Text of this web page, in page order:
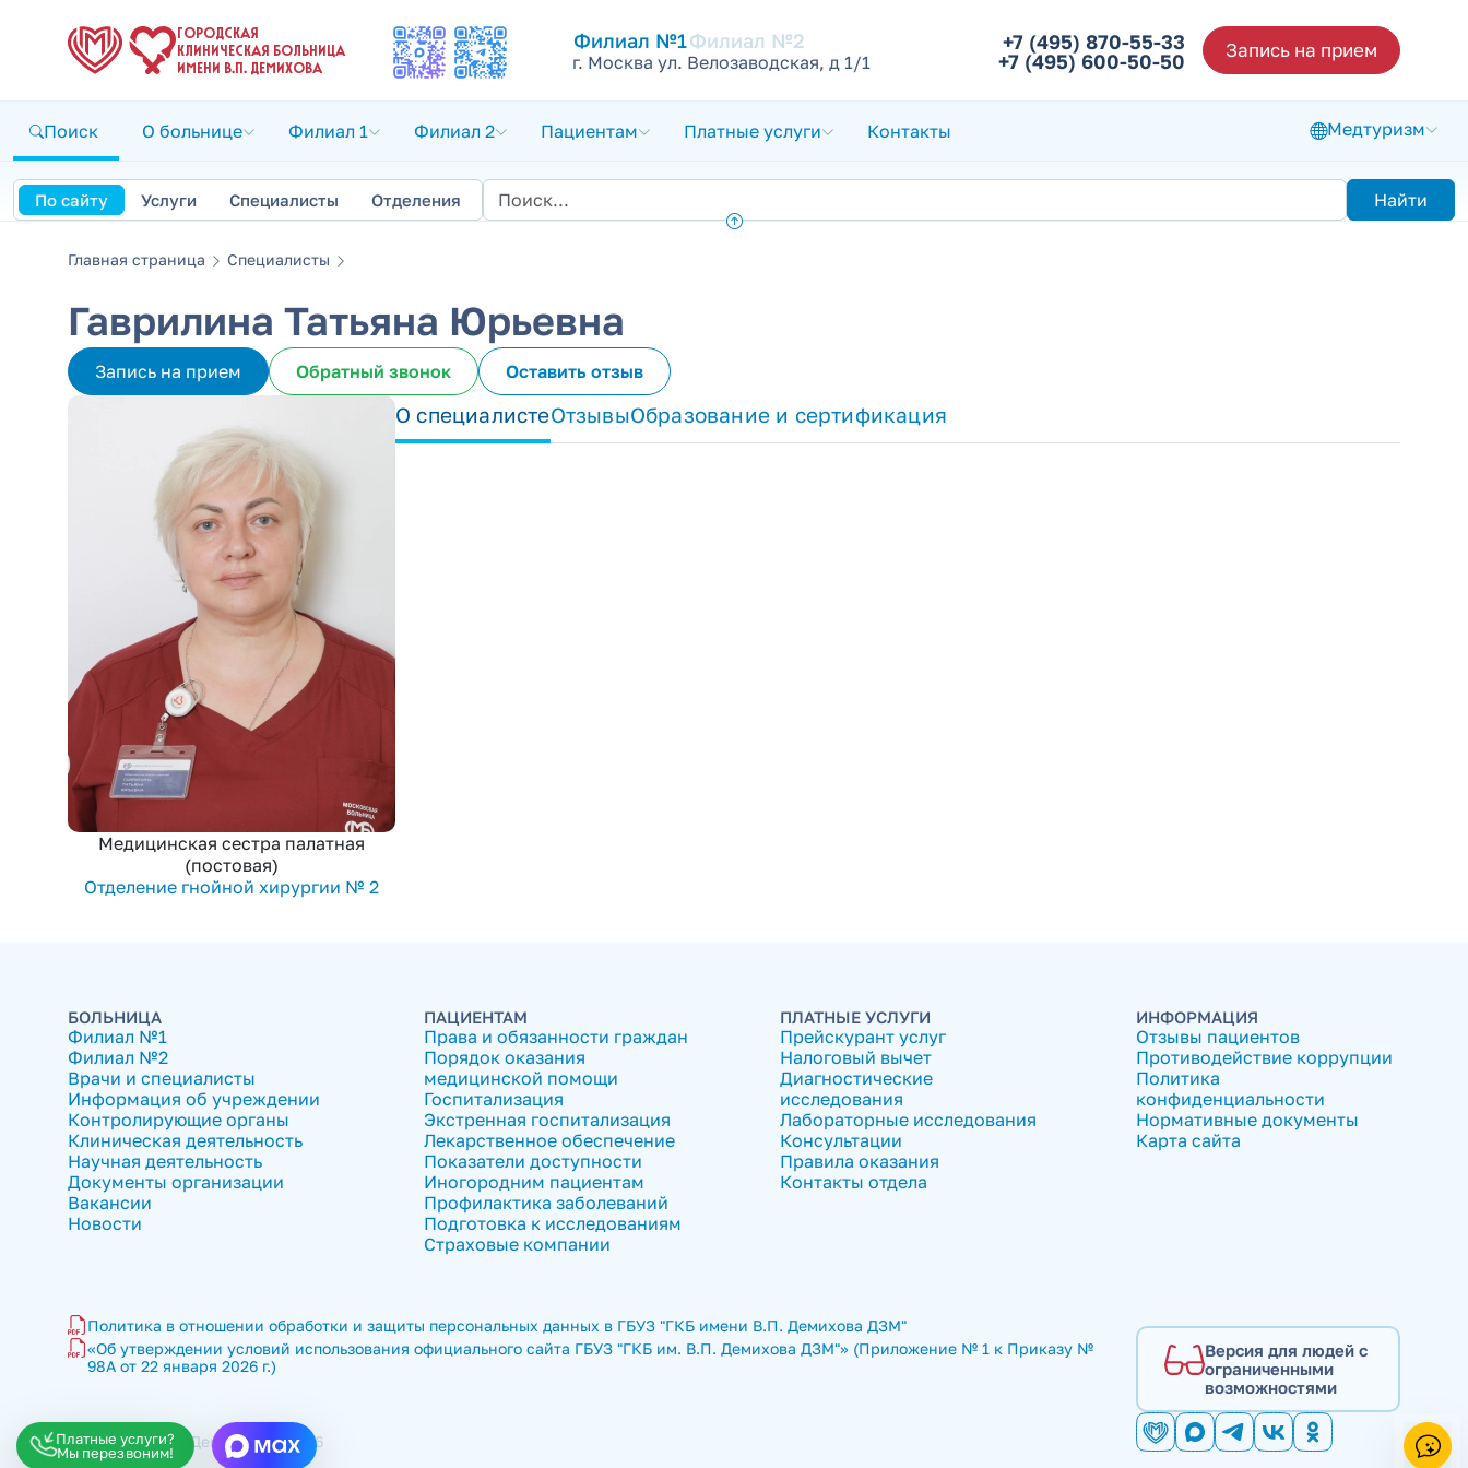
ГОРОДСКАЯ
КЛИНИЧЕСКАЯ БОЛЬНИЦА
ИМЕНИ В.П. ДЕМИХОВА
Филиал №1Филиал №2
г. Москва ул. Велозаводская, д 1/1
+7 (495) 870-55-33
+7 (495) 600-50-50
Запись на прием
Поиск О больнице Филиал 1 Филиал 2 Пациентам Платные услуги Контакты Медтуризм
По сайту Услуги Специалисты Отделения Найти
Главная страница Специалисты
Гаврилина Татьяна Юрьевна
Запись на прием Обратный звонок Оставить отзыв
Медицинская сестра палатная
(постовая)
Отделение гнойной хирургии № 2
О специалистеОтзывыОбразование и сертификация
БОЛЬНИЦА
Филиал №1
Филиал №2
Врачи и специалисты
Информация об учреждении
Контролирующие органы
Клиническая деятельность
Научная деятельность
Документы организации
Вакансии
Новости
ПАЦИЕНТАМ
Права и обязанности граждан
Порядок оказания
медицинской помощи
Госпитализация
Экстренная госпитализация
Лекарственное обеспечение
Показатели доступности
Иногородним пациентам
Профилактика заболеваний
Подготовка к исследованиям
Страховые компании
ПЛАТНЫЕ УСЛУГИ
Прейскурант услуг
Налоговый вычет
Диагностические
исследования
Лабораторные исследования
Консультации
Правила оказания
Контакты отдела
ИНФОРМАЦИЯ
Отзывы пациентов
Противодействие коррупции
Политика
конфиденциальности
Нормативные документы
Карта сайта
Политика в отношении обработки и защиты персональных данных в ГБУЗ "ГКБ имени В.П. Демихова ДЗМ"
«Об утверждении условий использования официального сайта ГБУЗ "ГКБ им. В.П. Демихова ДЗМ"» (Приложение № 1 к Приказу №
98А от 22 января 2026 г.)
Версия для людей с
ограниченными
возможностями
ГКБ имени В.П. Демихова © 2026
Платные услуги?
Мы перезвоним!